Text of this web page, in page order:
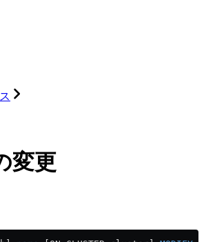
変更